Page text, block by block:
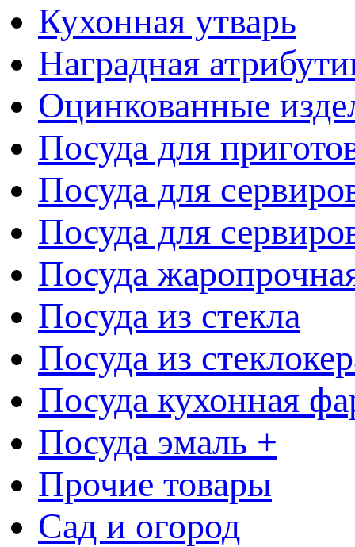
Кухонная утварь
Наградная
Оцинкованные
Посуда для
Посуда для
Посуда для
Посуда
Посуда из стекла
Посуда из
Посуда кухонная
Посуда эмаль +
Прочие товары
Сад и огород